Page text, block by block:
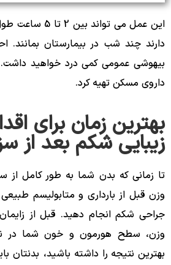
این عمل می
دارند چند شب در بیمارستان بمانند.
بیهوشی عمومی کمی درد خواهید
داروی مسکن تهیه کرد.
بهترین زمان برای
زیبایی شکم بعد از
تا زمانی که بدن شما به طور کامل از
وزن قبل از بارداری و متابولیسم
جراحی شکم انجام دهید. قبل از
وزن، سطح هورمون و خون شما در
بهترین نتیجه را داشته باشید، بدنتان